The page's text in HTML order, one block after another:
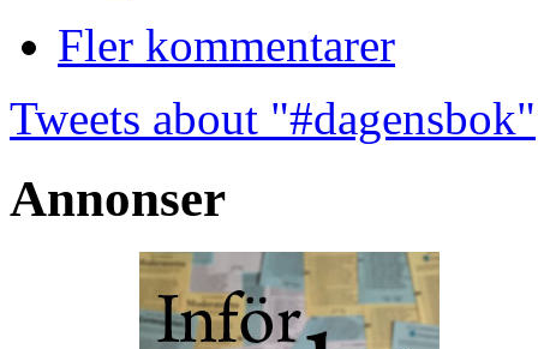
Fler kommentarer
Tweets about "#dagensbok"
Annonser